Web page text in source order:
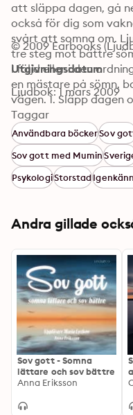
att släppa dagen, gå
också för dig som
svårt att somna om.
tre steg mot bättre
i följd eller i den
en mästare på sömn,
vägen. 1. Släpp dagen
innan du ska somna.
skön sömn.
© 2009 Earbooks
Utgivningsdatum
Ljudbok: 1 mars 2009
Taggar
Användbara böckerSov
Sov gott med Mumin
PsykologiStorstad
Andra gillade
Sov gott - Somna
lättare och sov bättre
Anna Eriksson